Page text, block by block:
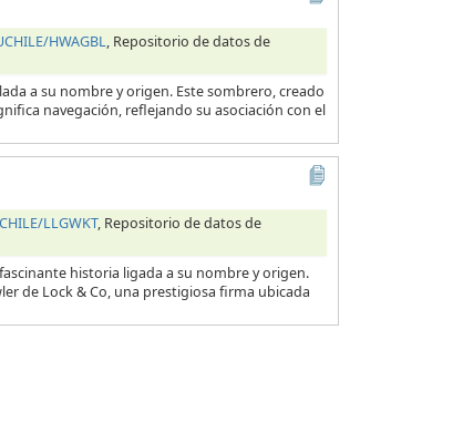
HWAGBL, Repositorio de datos de
a su nombre y origen. Este sombrero, creado
navegación, reflejando su asociación con el
LLGWKT, Repositorio de datos de
historia ligada a su nombre y origen.
de Lock & Co, una prestigiosa firma ubicada